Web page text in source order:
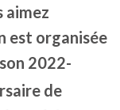
aimez
est organisée
2022-
de